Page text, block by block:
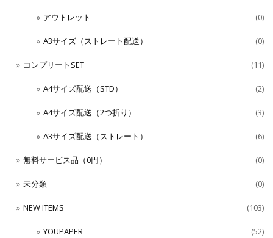
アウトレット (0)
A3サイズ（ストレート配送） (0)
コンプリートSET (11)
A4サイズ配送（STD） (2)
A4サイズ配送（2つ折り） (3)
A3サイズ配送（ストレート） (6)
無料サービス品（0円） (0)
未分類 (0)
NEW ITEMS (103)
YOUPAPER (52)